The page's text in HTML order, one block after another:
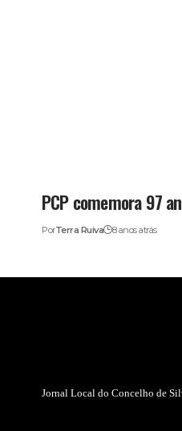
PCP comemora 97
PorTerra Ruiva 8 anos atrás
Jornal Local do Concelho de